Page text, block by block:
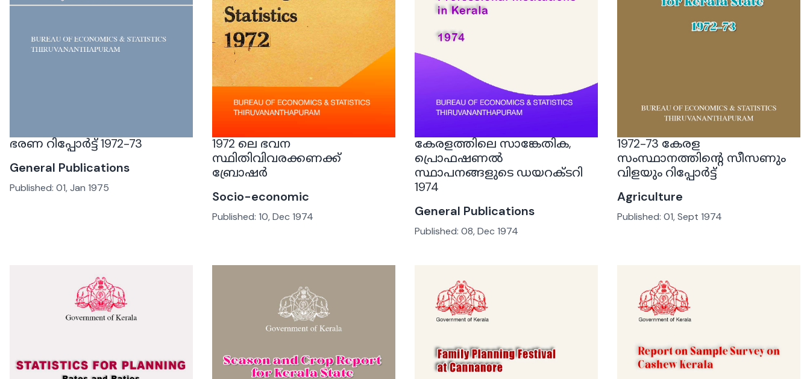
ഭരണ റിപ്പോർട്ട് 1972-73
General Publications
Published: 01, Jan 1975
1972 ലെ ഭവന
സ്ഥിതിവിവരക്കണക്ക്
ബ്രോഷർ
Socio-economic
Published: 10, Dec 1974
കേരളത്തിലെ സാങ്കേതിക,
പ്രൊഫഷണൽ
സ്ഥാപനങ്ങളുടെ ഡയറക്ടറി
1974
General Publications
Published: 08, Dec 1974
1972-73 കേരള
സംസ്ഥാനത്തിന്റെ സീസണും
വിളയും റിപ്പോർട്ട്
Agriculture
Published: 01, Sept 1974